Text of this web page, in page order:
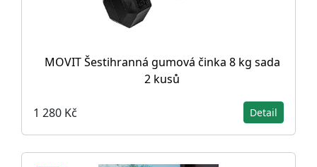
MOVIT Šestihranná gumová činka 8 kg sada
2 kusů
1 280 Kč Detail